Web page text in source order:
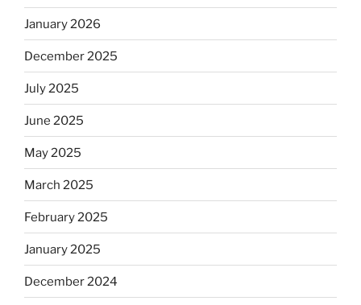
January 2026
December 2025
July 2025
June 2025
May 2025
March 2025
February 2025
January 2025
December 2024